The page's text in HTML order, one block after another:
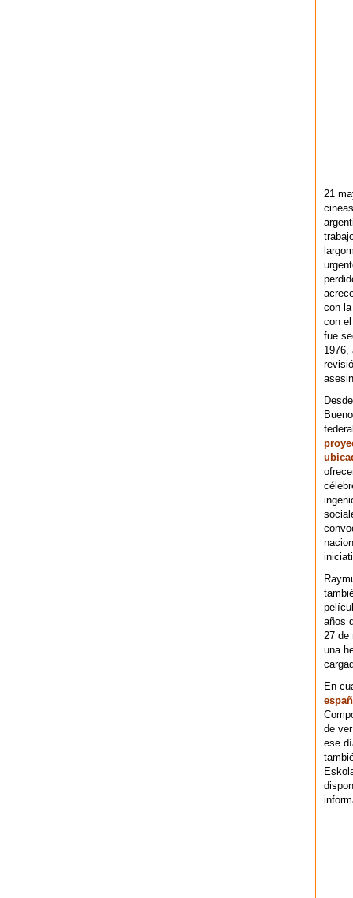
21
con
con
fue
1976,
años
27 de
una
En
de
ese